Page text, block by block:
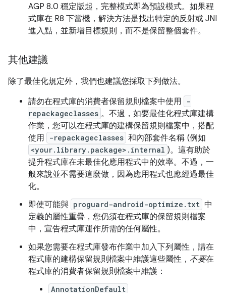
AGP 8.0 穩定版起，完整模式即為預設模式。如果程
式庫在 R8 下當機，解決方法是找出特定的反射或 JNI
進入點，並新增目標規則，而不是保留整個套件。
其他建議
除了最佳化規定外，我們也建議您採取下列做法。
請勿在程式庫的消費者保留規則檔案中使用
-
repackageclasses 。不過，如要最佳化程式庫建構
作業，您可以在程式庫的建構保留規則檔案中，搭配
使用
-repackageclasses 和內部套件名稱 (例如
<your.library.package>.internal )。這有助於
提升程式庫在未最佳化應用程式中的效率。不過，一
般來說並不需要這麼做，因為應用程式也應經過最佳
化。
即使可能與 proguard-android-optimize.txt 中
定義的屬性重疊，您仍須在程式庫的保留規則檔案
中，宣告程式庫運作所需的任何屬性。
如果您需要在程式庫發布作業中加入下列屬性，請在
程式庫的建構保留規則檔案中維護這些屬性， 不要在
程式庫的消費者保留規則檔案中維護：
AnnotationDefault